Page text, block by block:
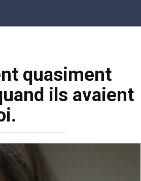
quasiment
ils avaient